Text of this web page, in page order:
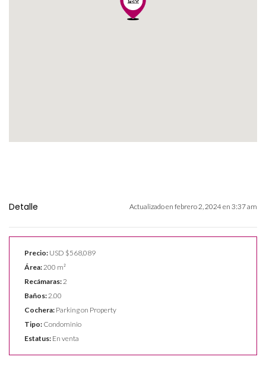
Detalle Actualizado en febrero 2, 2024 en 3:37 am
Precio: USD $568,089
Área:200 m²
Recámaras:2
Baños:2.00
Cochera: Parking on Property
Tipo: Condominio
Estatus: En venta